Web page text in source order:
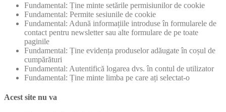
Fundamental: Ține minte setările permisiunilor de cookie
Fundamental: Permite sesiunile de cookie
Fundamental: Adună informațiile introduse în formularele de
contact pentru newsletter sau alte formulare de pe toate
paginile
Fundamental: Ține evidența produselor adăugate în coșul de
cumpărături
Fundamental: Autentifică logarea dvs. în contul de utilizator
Fundamental: Ține minte limba pe care ați selectat-o
Acest site nu va